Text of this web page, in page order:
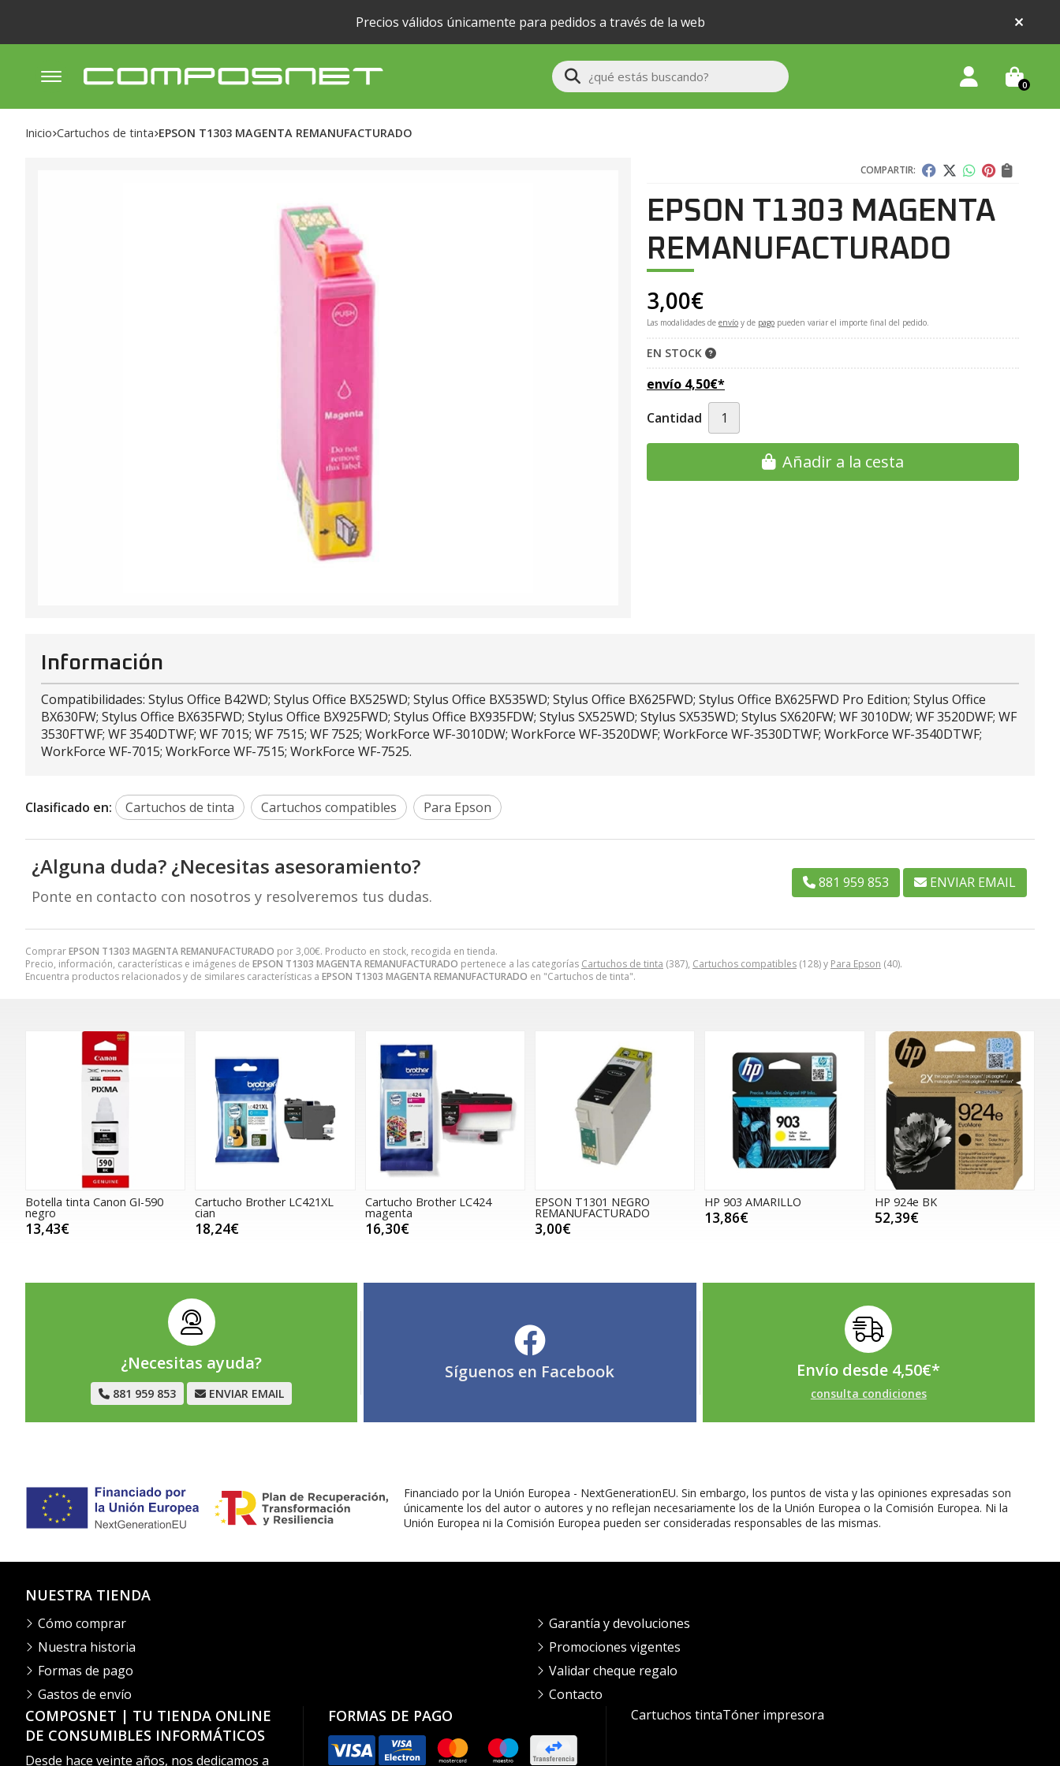
Precios válidos únicamente para pedidos a través de la web
Buscar 0
Inicio cartuchos de tinta EPSON T1303 MAGENTA REMANUFACTURADO
COMPARTIR:
EPSON T1303 MAGENTA
REMANUFACTURADO
3,00€
Las modalidades de envío y de pago pueden variar el importe final del pedido.
EN STOCK
envío 4,50€*
Cantidad
Añadir a la cesta
ComprarEPSON T1303 MAGENTA REMANUFACTURADO por3,00€. Producto en stock, recogida en tienda.
Precio, información, características e imágenes de EPSON T1303 MAGENTA REMANUFACTURADO pertenece a las categorías Cartuchos de tinta (387), Cartuchos compatibles (128) y Para Epson (40).
Encuentra productos relacionados y de similares características a EPSON T1303 MAGENTA REMANUFACTURADO en "Cartuchos de tinta".
Información
Compatibilidades: Stylus Office B42WD; Stylus Office BX525WD; Stylus Office BX535WD; Stylus Office BX625FWD; Stylus Office BX625FWD Pro Edition; Stylus Office
BX630FW; Stylus Office BX635FWD; Stylus Office BX925FWD; Stylus Office BX935FDW; Stylus SX525WD; Stylus SX535WD; Stylus SX620FW; WF 3010DW; WF 3520DWF; WF
3530FTWF; WF 3540DTWF; WF 7015; WF 7515; WF 7525; WorkForce WF-3010DW; WorkForce WF-3520DWF; WorkForce WF-3530DTWF; WorkForce WF-3540DTWF;
WorkForce WF-7015; WorkForce WF-7515; WorkForce WF-7525.
Clasificado en: Cartuchos de tinta Cartuchos compatibles Para Epson
¿Alguna duda? ¿Necesitas asesoramiento?
Ponte en contacto con nosotros y resolveremos tus dudas.
881 959 853 ENVIAR EMAIL
Botella tinta Canon GI-590
negro
13,43€
Cartucho Brother LC421XL
cian
18,24€
Cartucho Brother LC424
magenta
16,30€
EPSON T1301 NEGRO
REMANUFACTURADO
3,00€
HP 903 AMARILLO
13,86€
HP 924e BK
52,39€
¿Necesitas ayuda?
881 959 853 ENVIAR EMAIL
Síguenos en Facebook Envío desde 4,50€*
consulta condiciones
Financiado por la Unión Europea - NextGenerationEU. Sin embargo, los puntos de vista y las opiniones expresadas son
únicamente los del autor o autores y no reflejan necesariamente los de la Unión Europea o la Comisión Europea. Ni la
Unión Europea ni la Comisión Europea pueden ser consideradas responsables de las mismas.
COMPOSNET | TU TIENDA ONLINE
DE CONSUMIBLES INFORMÁTICOS
Desde hace veinte años, nos dedicamos a
FORMAS DE PAGO
NUESTRA TIENDA
Cómo comprar
Nuestra historia
Formas de pago
Gastos de envío
Garantía y devoluciones
Promociones vigentes
Validar cheque regalo
Contacto
Cartuchos tintaTóner impresora